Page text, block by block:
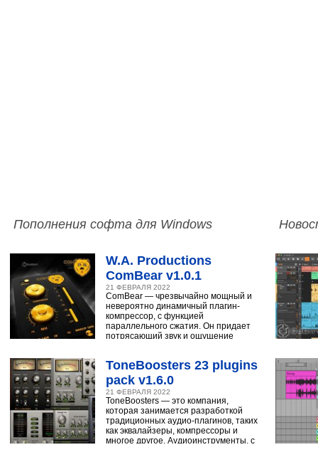
Пополнения софта для Windows
W.A. Productions
ComBear v1.0.1
21 ФЕВРАЛЯ 2022
ComBear — чрезвычайно мощный и
невероятно динамичный плагин-
компрессор, с функцией
параллельного сжатия. Он придает
потрясающий звук и ощущение
ToneBoosters 23 plugins
pack v1.6.0
21 ФЕВРАЛЯ 2022
ToneBoosters — это компания,
которая занимается разработкой
традиционных аудио-плагинов, таких
как эквалайзеры, компрессоры и
многое другое. Аудиоинструменты, с